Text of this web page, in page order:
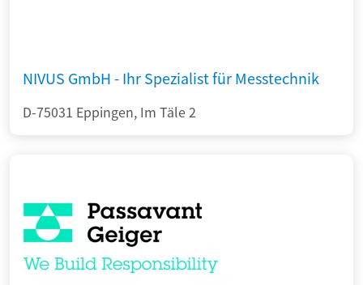
NIVUS GmbH - Ihr Spezialist für Messtechnik
D-75031 Eppingen, Im Täle 2